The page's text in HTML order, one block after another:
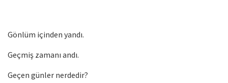
Gönlüm içinden yandı.
Geçmiş zamanı andı.
Geçen günler nerdedir?